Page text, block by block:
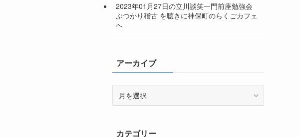
2023年01月27日の立川談笑一門前座勉強会
ぶつかり稽古 を聴きに神保町のらくごカフェ
へ
アーカイブ
ブカテゴリー